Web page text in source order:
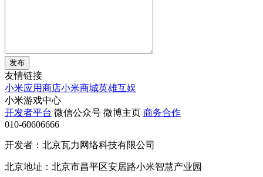
发布
友情链接
小米应用商店小米商城英雄互娱
小米游戏中心
开发者平台 微信公众号 微博主页 商务合作
010-60606666
开发者：北京瓦力网络科技有限公司
北京地址：北京市昌平区安居路小米智慧产业园